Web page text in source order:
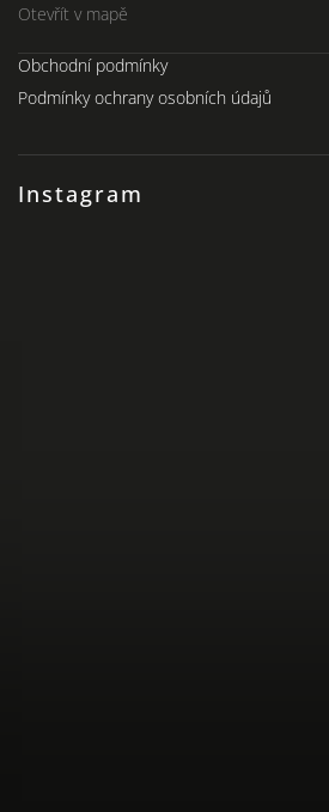
Otevřít v mapě
Instagram
Obchodní podmínky
Podmínky ochrany osobních údajů